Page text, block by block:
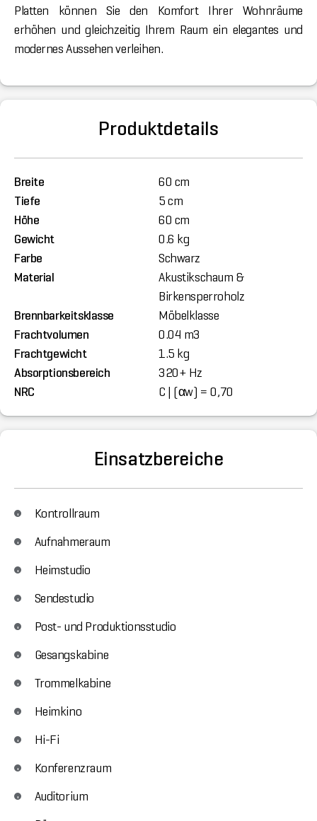
Platten können Sie den Komfort Ihrer Wohnräume
erhöhen und gleichzeitig Ihrem Raum ein elegantes und
modernes Aussehen verleihen.
Produktdetails
Breite
60 cm
Tiefe
5 cm
Höhe
60 cm
Gewicht
0.6 kg
Farbe
Schwarz
Material
Akustikschaum &
Birkensperroholz
Brennbarkeitsklasse
Möbelklasse
Frachtvolumen
0.04 m3
Frachtgewicht
1.5 kg
Absorptionsbereich
320+ Hz
NRC
C | (αw) = 0,70
Einsatzbereiche
Kontrollraum
Aufnahmeraum
Heimstudio
Sendestudio
Post- und Produktionsstudio
Gesangskabine
Trommelkabine
Heimkino
Hi-Fi
Konferenzraum
Auditorium